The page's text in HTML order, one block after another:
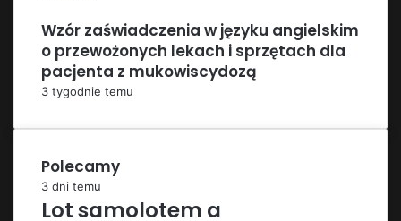
Wzór zaświadczenia w języku angielskim
o przewożonych lekach i sprzętach dla
pacjenta z mukowiscydozą
3 tygodnie temu
Polecamy
3 dni temu
Lot samolotem a